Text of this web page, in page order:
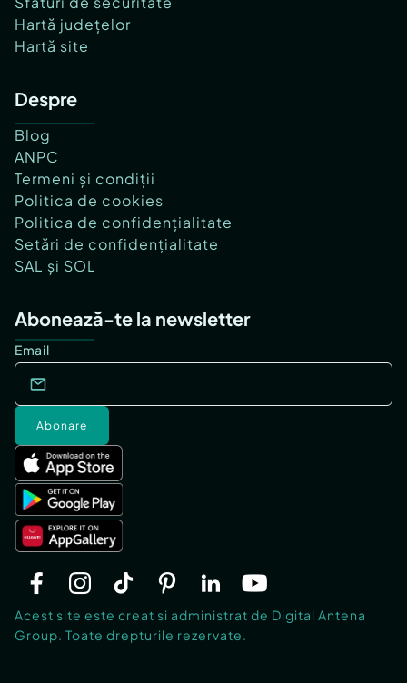
Hartă județelor
Hartă site
Despre
Blog
ANPC
Termeni și condiții
Politica de cookies
Politica de confidențialitate
Setări de confidențialitate
SAL și SOL
Abonează-te la newsletter
Email
Abonare
Acest site este creat si administrat de Digital Antena
Group. Toate drepturile rezervate.